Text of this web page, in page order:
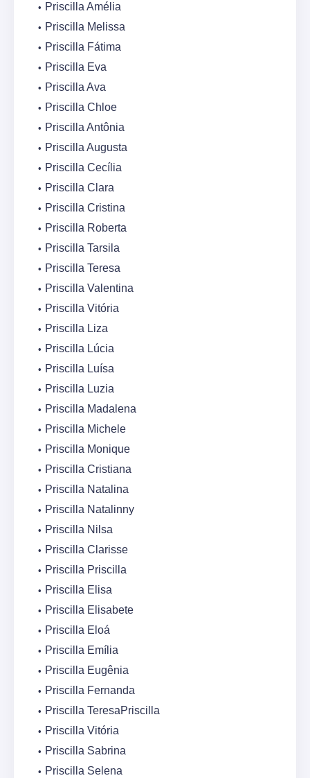
Priscilla Amélia
Priscilla Melissa
Priscilla Fátima
Priscilla Eva
Priscilla Ava
Priscilla Chloe
Priscilla Antônia
Priscilla Augusta
Priscilla Cecília
Priscilla Clara
Priscilla Cristina
Priscilla Roberta
Priscilla Tarsila
Priscilla Teresa
Priscilla Valentina
Priscilla Vitória
Priscilla Liza
Priscilla Lúcia
Priscilla Luísa
Priscilla Luzia
Priscilla Madalena
Priscilla Michele
Priscilla Monique
Priscilla Cristiana
Priscilla Natalina
Priscilla Natalinny
Priscilla Nilsa
Priscilla Clarisse
Priscilla Priscilla
Priscilla Elisa
Priscilla Elisabete
Priscilla Eloá
Priscilla Emília
Priscilla Eugênia
Priscilla Fernanda
Priscilla TeresaPriscilla
Priscilla Vitória
Priscilla Sabrina
Priscilla Selena